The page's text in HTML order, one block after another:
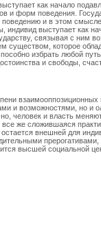
как начало
и форм поведения.
поведению и в этом
индивид выступает как
связывая с ним
существом, которое
избрать любой
и свободы,
взаимооппозиционных
и возможностями, но и
человек и власть
же сложившаяся
внешней для
высшей социальной